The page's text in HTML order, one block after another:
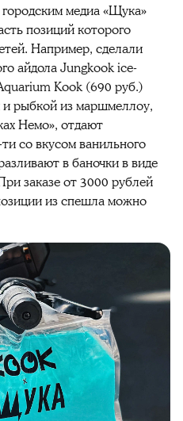
медиа «Щука»
позиций которого
Например, сделали
айдола Jungkook ice-
Kook (690 руб.)
рыбкой из маршмеллоу,
Немо», отдают
со вкусом ванильного
в баночки в виде
заказе от 3000 рублей
из спешла можно